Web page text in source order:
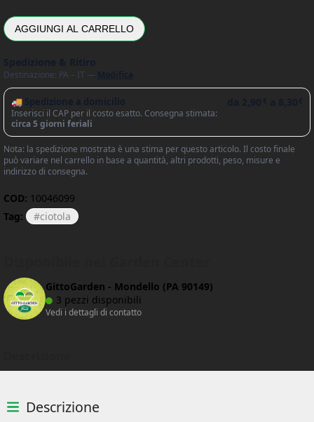
AGGIUNGI AL CARRELLO
Destinazione: PA – IT —
🚚 Spedizione a domicilio
Inserisci il CAP per il costo esatto. Consegna stimata:
circa 5 giorni feriali
Nota: la spedizione mostrata è una stima per questo articolo. Il costo finale
può variare nel carrello in base a quantità, altri prodotti, peso, misure e
indirizzo di consegna.
COD: 10046099
Tag:
ciotola
GittoGarden - Mondello (PA 90149)
3 pezzi disponibili
Vedi i dettagli di contatto
Descrizione